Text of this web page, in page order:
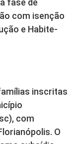
fase de
com isenção
e Habite-
inscritas
com
O